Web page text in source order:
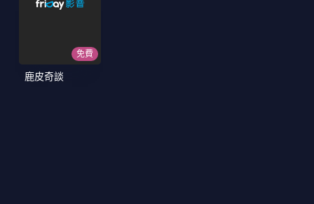
免費
鹿皮奇談